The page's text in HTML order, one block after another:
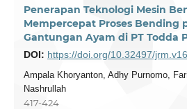
Penerapan Teknologi Mesin
Mempercepat Proses Bending
Gantungan Ayam di PT Todda
DOI: https://doi.org/10.32497/
Ampala Khoryanton, Adhy Purnomo,
Nashrullah
417-424